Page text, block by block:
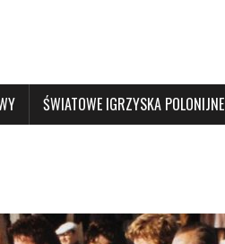
ŚWIATOWE IGRZYSKA POLONIJNE